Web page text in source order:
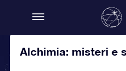
Alchimia: misteri e